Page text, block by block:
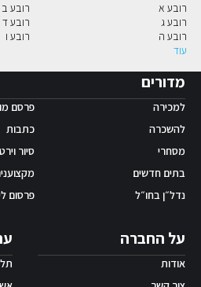
רובע א
רובע ב
רובע ג
רובע ד
רובע ה
רובע ו
עוד
מדורים
למכירה
להשכרה
מסחרי
בתים חדשים
נדל״ן בחו״ל
פרסם
כתבות
סיור
פרסום
על החברה
אודות